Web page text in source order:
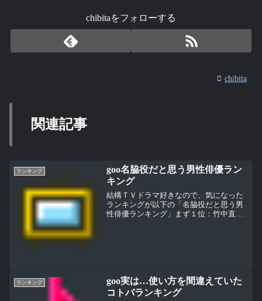
chibitaをフォローする
chibita
関連記事
ランキング
goo名脇役だと思う男性俳優ラン
キング
結構ＴＶドラマ好きなので、気になった
ランキングが以下の「名脇役だと思う男
性俳優ランキング」まず１位：竹中直
ランキング
goo実は…使い方を間違えていた
コトバランキング